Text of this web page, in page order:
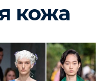
кожа